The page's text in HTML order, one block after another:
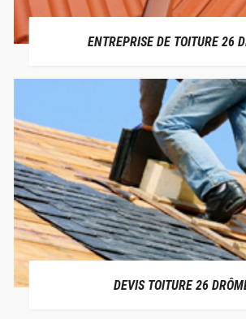
ENTREPRISE DE TOITURE 26
DEVIS TOITURE 26